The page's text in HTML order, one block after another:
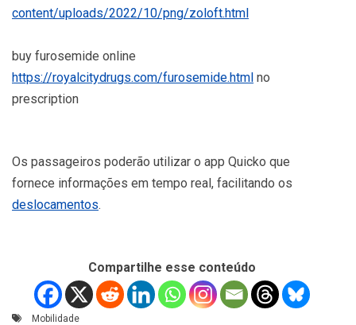
content/uploads/2022/10/png/zoloft.html
buy furosemide online
https://royalcitydrugs.com/furosemide.html no
prescription
Os passageiros poderão utilizar o app Quicko que
fornece informações em tempo real, facilitando os
deslocamentos.
Compartilhe esse conteúdo
Mobilidade